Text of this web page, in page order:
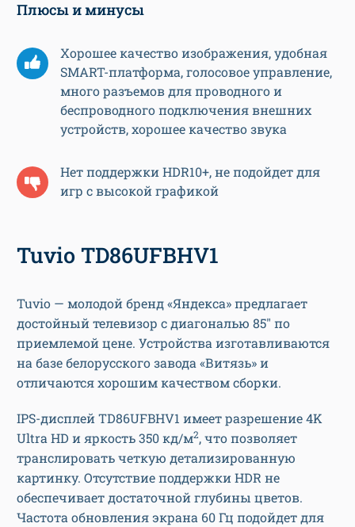
Плюсы и минусы
Хорошее качество изображения, удобная
SMART-платформа, голосовое управление,
много разъемов для проводного и
беспроводного подключения внешних
устройств, хорошее качество звука
Нет поддержки HDR10+, не подойдет для
игр с высокой графикой
Tuvio TD86UFBHV1
Tuvio — молодой бренд «Яндекса» предлагает
достойный телевизор с диагональю 85″ по
приемлемой цене. Устройства изготавливаются
на базе белорусского завода «Витязь» и
отличаются хорошим качеством сборки.
IPS-дисплей TD86UFBHV1 имеет разрешение 4K
Ultra HD и яркость 350 кд/м2, что позволяет
транслировать четкую детализированную
картинку. Отсутствие поддержки HDR не
обеспечивает достаточной глубины цветов.
Частота обновления экрана 60 Гц подойдет для